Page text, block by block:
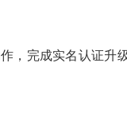
，完成实名认证升